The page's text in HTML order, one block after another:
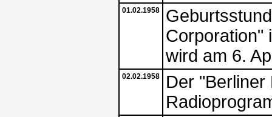
01.02.1958
Corporation"
wird am 6.
02.02.1958
Der